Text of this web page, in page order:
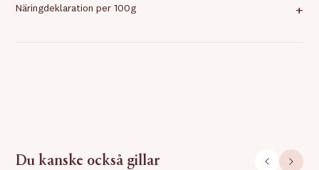
Näringdeklaration per 100g +
Du kanske också gillar